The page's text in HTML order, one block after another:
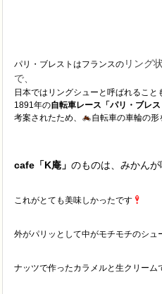
パリ・ブレストはフランスの リング
で、
日本ではリングシューと呼ばれること
1891年の自転車レース「パリ・ブレス
考案されたため、
自転車の車輪の形
cafe「K庵」 のものは、みかんが
これがとても美味しかったです
外がパリッとして中がモチモチのシュ
ナッツで作ったカラメルと生クリーム